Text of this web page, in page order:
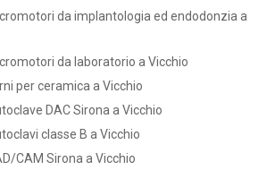
da implantologia ed endodonzia a
da laboratorio a Vicchio
per ceramica a Vicchio
DAC Sirona a Vicchio
classe B a Vicchio
CAM Sirona a Vicchio